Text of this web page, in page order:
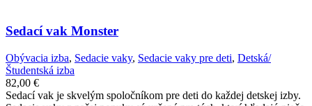
Sedací vak Monster
Obývacia izba, Sedacie vaky, Sedacie vaky pre deti, Detská/
Študentská izba
82,00 €
Sedací vak je skvelým spoločníkom pre deti do každej detskej izby.